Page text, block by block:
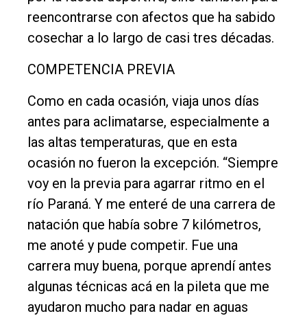
Entrevistas
Rural
Deportes
Fúnebres
Edición
Empresa
Nosotros
Contacto
reencontrarse con afectos que ha sabido
cosechar a lo largo de casi tres décadas.
COMPETENCIA PREVIA
Como en cada ocasión, viaja unos días
antes para aclimatarse, especialmente a
las altas temperaturas, que en esta
ocasión no fueron la excepción. “Siempre
voy en la previa para agarrar ritmo en el
río Paraná. Y me enteré de una carrera de
natación que había sobre 7 kilómetros,
me anoté y pude competir. Fue una
carrera muy buena, porque aprendí antes
algunas técnicas acá en la pileta que me
ayudaron mucho para nadar en aguas